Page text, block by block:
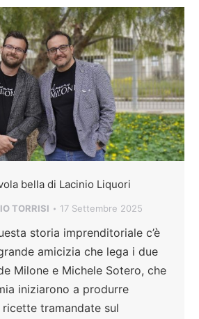
bella di Lacinio Liquori
TORRISI 17 Settembre 2025
storia imprenditoriale c’è
amicizia che lega i due
Milone e Michele Sotero, che
iniziarono a produrre
tramandate sul